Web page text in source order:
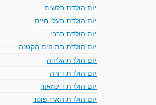
יום הולדת בלשים
יום הולדת בעלי חיים
יום הולדת ברבי
יום הולדת בת הים הקטנה
יום הולדת גלידה
יום הולדת דורה
יום הולדת דינוזאור
יום הולדת הארי פוטר